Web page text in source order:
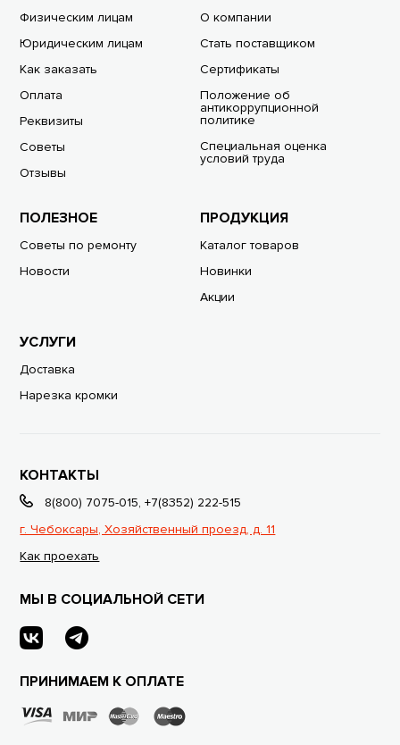
Физическим лицам
Юридическим лицам
Как заказать
Оплата
Реквизиты
Советы
Отзывы
О компании
Стать поставщиком
Сертификаты
Положение об
антикоррупционной
политике
Специальная оценка
условий труда
ПОЛЕЗНОЕ
Советы по ремонту
Новости
ПРОДУКЦИЯ
Каталог товаров
Новинки
Акции
УСЛУГИ
Доставка
Нарезка кромки
КОНТАКТЫ
8(800) 7075-015,+7(8352) 222-515
г. Чебоксары, Хозяйственный проезд, д. 11
Как проехать
МЫ В СОЦИАЛЬНОЙ СЕТИ
ПРИНИМАЕМ К ОПЛАТЕ